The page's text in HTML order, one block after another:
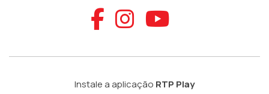
Aceder ao
Aceder ao
Aceder
Instale a aplicação RTP Play